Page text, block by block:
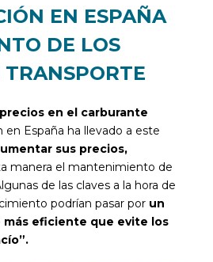
EN ESPAÑA
DE LOS
TRANSPORTE
en el carburante
en España ha llevado a este
sus precios,
manera el mantenimiento de
de las claves a la hora de
podrían pasar por un
eficiente que evite los